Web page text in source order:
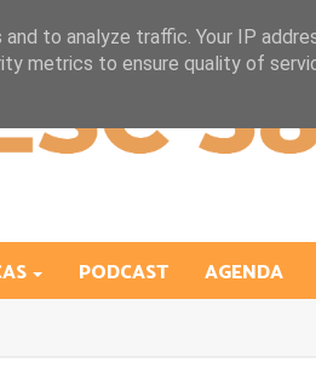
PODCAST AGENDA
to analyze traffic. Your IP
metrics to ensure quality of